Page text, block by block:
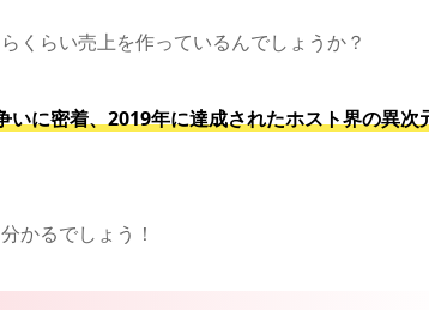
くらい売上を作っているんでしょうか？
に密着、2019年に達成されたホスト界の異次
かるでしょう！